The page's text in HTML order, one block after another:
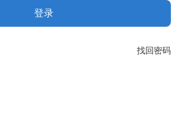
登录
找回密码